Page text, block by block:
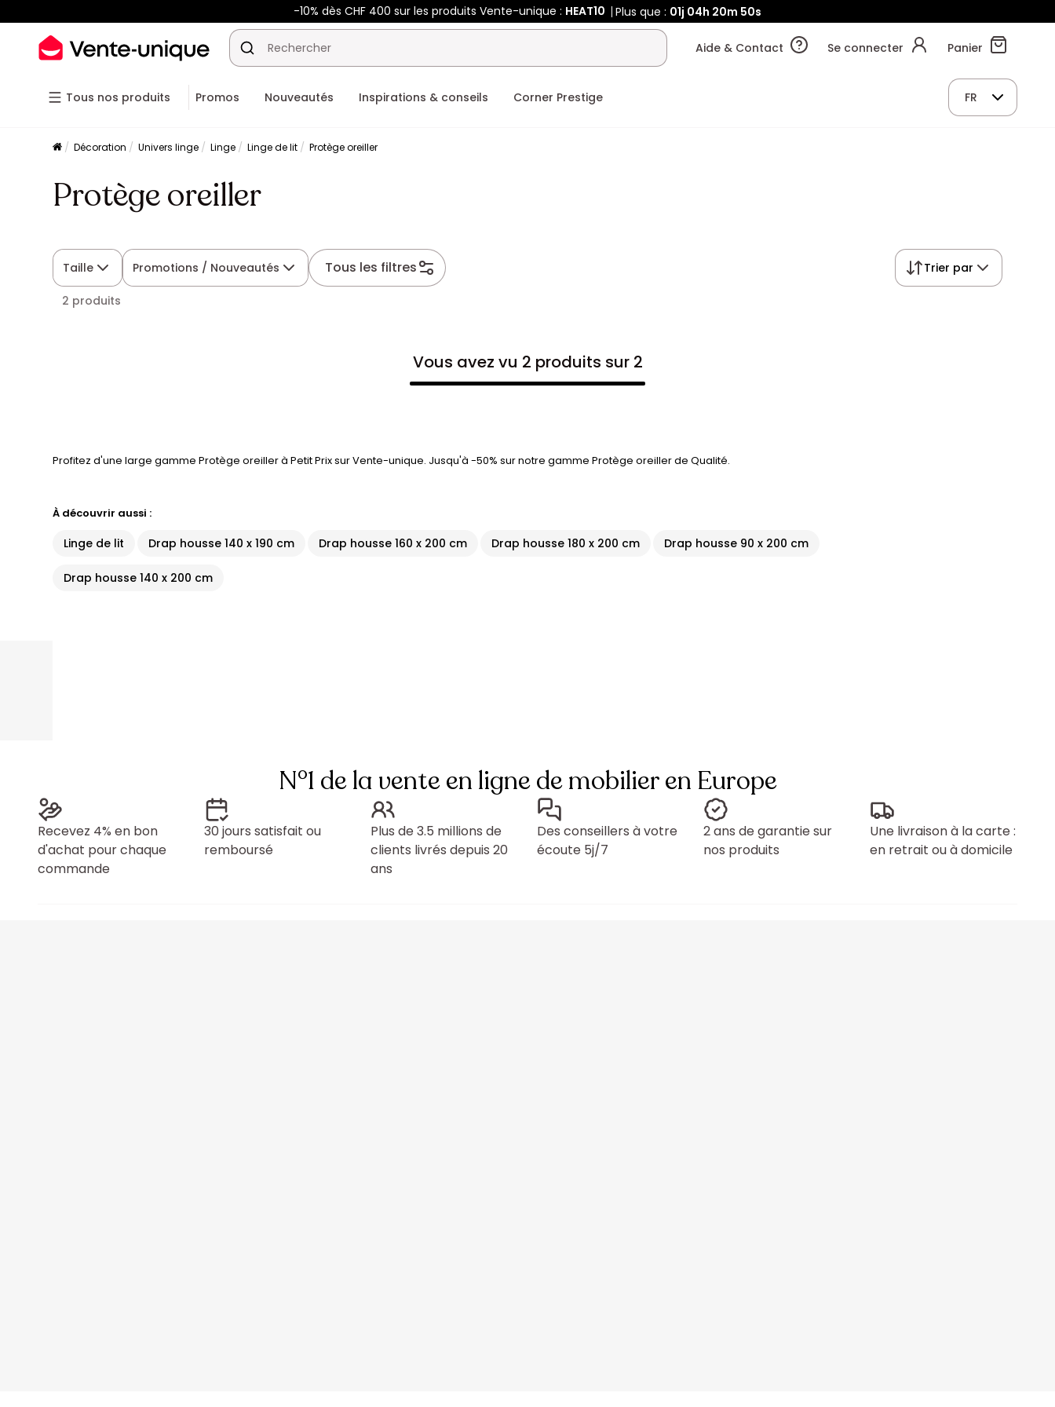
-10% dès CHF 400 sur les produits Vente-unique : HEAT10 Plus que : 01j 04h 20m 50s
Aide & Contact Se connecter Panier
Tous nos produits Promos Nouveautés Inspirations & conseils Corner Prestige FR
Décoration Univers linge Linge Linge de lit Protège oreiller
Protège oreiller
Taille Promotions / Nouveautés Tous les filtres Trier par
2 produits
Vous avez vu 2 produits sur 2
Profitez d'une large gamme Protège oreiller à Petit Prix sur Vente-unique. Jusqu'à -50% sur notre gamme Protège oreiller de Qualité.
À découvrir aussi :
Linge de lit Drap housse 140 x 190 cm Drap housse 160 x 200 cm Drap housse 180 x 200 cm Drap housse 90 x 200 cm
Drap housse 140 x 200 cm
N°1 de la vente en ligne de mobilier en Europe
Recevez 4% en bon
d'achat pour chaque
commande
30 jours satisfait ou
remboursé
Plus de 3.5 millions de
clients livrés depuis 20
ans
Des conseillers à votre
écoute 5j/7
2 ans de garantie sur
nos produits
Une livraison à la carte :
en retrait ou à domicile